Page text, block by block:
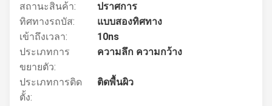
สถานะสินค้า:
ปราศการ
ทิศทางรถบัส:
แบบสองทิศทาง
เข้าถึงเวลา:
10ns
ประเภทการ
ขยายตัว:
ความลึก ความกว้าง
ประเภทการติด
ตั้ง:
ติดพื้นผิว